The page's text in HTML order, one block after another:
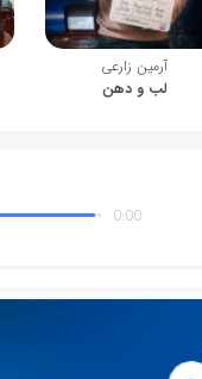
آرمین زارعی
لب و دهن
0:00